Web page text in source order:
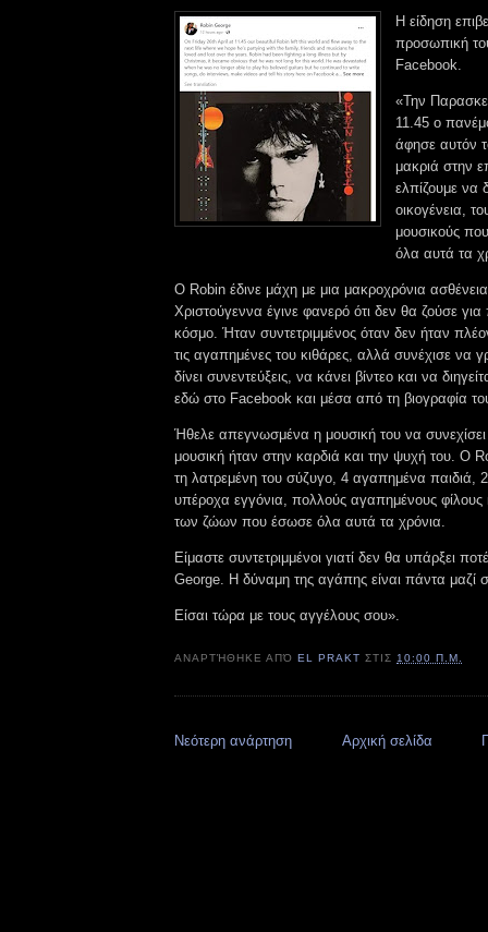
Η είδηση
προσωπική
Facebook.
«Την
11.45 ο
άφησε αυτόν
μακριά στην
ελπίζουμε να
οικογένεια,
μουσικούς
όλα αυτά τα
Ο Robin έδινε μάχη με μια μακροχρόνια
Χριστούγεννα έγινε φανερό ότι δεν θα ζούσε
κόσμο. Ήταν συντετριμμένος όταν δεν ήταν
τις αγαπημένες του κιθάρες, αλλά συνέχισε να
δίνει συνεντεύξεις, να κάνει βίντεο και να
εδώ στο Facebook και μέσα από τη βιογραφία
Ήθελε απεγνωσμένα η μουσική του να συνεχίσει
μουσική ήταν στην καρδιά και την ψυχή του. Ο
τη λατρεμένη του σύζυγο, 4 αγαπημένα παιδιά,
υπέροχα εγγόνια, πολλούς αγαπημένους φίλους
των ζώων που έσωσε όλα αυτά τα χρόνια.
Είμαστε συντετριμμένοι γιατί δεν θα υπάρξει
George. Η δύναμη της αγάπης είναι πάντα μαζί
Είσαι τώρα με τους αγγέλους σου».
ΑΝΑΡΤΉΘΗΚΕ ΑΠΌEL PRAKT ΣΤΙΣ10:00 Π.Μ.
Νεότερη ανάρτηση Αρχική σελίδα